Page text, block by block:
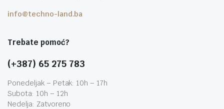
info@techno-land.ba
Trebate pomoć?
(+387) 65 275 783
Ponedeljak – Petak: 10h – 17h
Subota: 10h – 12h
Nedelja: Zatvoreno